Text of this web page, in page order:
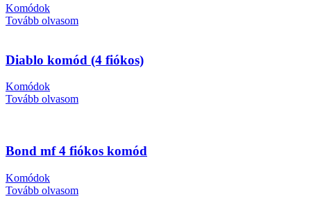
Komódok
Tovább olvasom
Diablo komód (4 fiókos)
Komódok
Tovább olvasom
Bond mf 4 fiókos komód
Komódok
Tovább olvasom